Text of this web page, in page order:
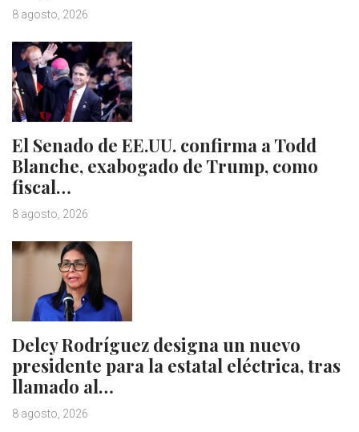
8 agosto, 2026
El Senado de EE.UU. confirma a Todd
Blanche, exabogado de Trump, como
fiscal…
8 agosto, 2026
Delcy Rodríguez designa un nuevo
presidente para la estatal eléctrica, tras
llamado al…
8 agosto, 2026